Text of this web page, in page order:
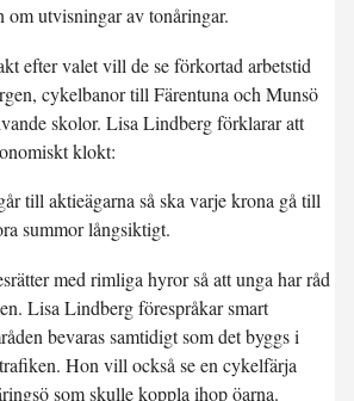
om utvisningar av tonåringar.
efter valet vill de se förkortad arbetstid
cykelbanor till Färentuna och Munsö
skolor. Lisa Lindberg förklarar att
klokt:
till aktieägarna så ska varje krona gå till
summor långsiktigt.
med rimliga hyror så att unga har råd
Lisa Lindberg förespråkar smart
bevaras samtidigt som det byggs i
Hon vill också se en cykelfärja
som skulle koppla ihop öarna.